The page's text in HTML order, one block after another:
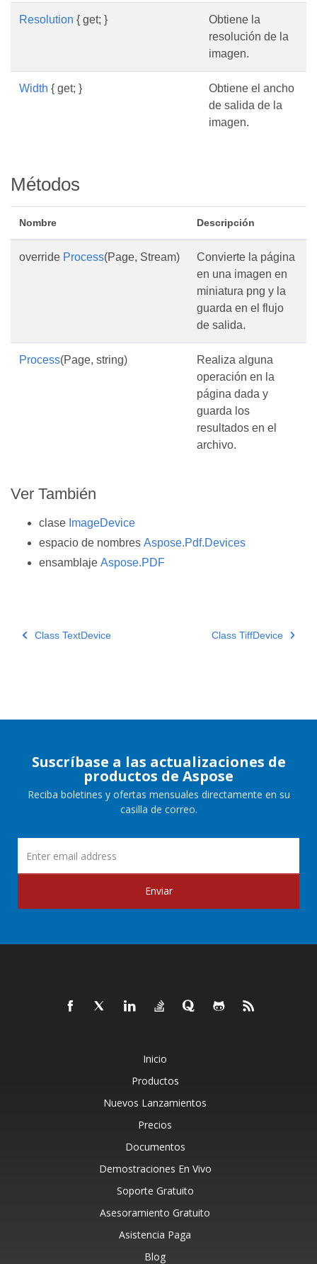
Resolution { get; }
Obtiene la
resolución de la
imagen.
Width { get; }
Obtiene el ancho
de salida de la
imagen.
Métodos
Nombre Descripción
override Process(Page, Stream)
Convierte la página
en una imagen en
miniatura png y la
guarda en el flujo
de salida.
Process(Page, string)
Realiza alguna
operación en la
página dada y
guarda los
resultados en el
archivo.
Ver También
clase ImageDevice
espacio de nombres Aspose.Pdf.Devices
ensamblaje Aspose.PDF
Class TextDevice Class TiffDevice
Suscríbase a las actualizaciones de
productos de Aspose
Reciba boletines y ofertas mensuales directamente en su
casilla de correo.
Enviar
Inicio
Productos
Nuevos Lanzamientos
Precios
Documentos
Demostraciones En Vivo
Soporte Gratuito
Asesoramiento Gratuito
Asistencia Paga
Blog